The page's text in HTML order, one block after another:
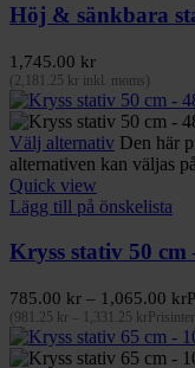
Höj & sänkbara
1,745.00 kr
( 2,181.25 kr inkl. moms)
Välj alternativ Den här
alternativen kan väljas
Quick view
Lägg till på önskelista
Kryss stativ 50 cm
785.00 kr – 1,065.00 kr
981.25 kr 1,331.25 kr